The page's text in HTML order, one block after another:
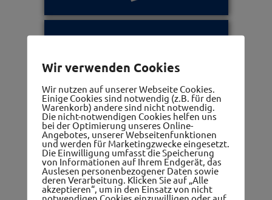
Frauennetzwerk
Wir verwenden Cookies
Wir nutzen auf unserer Webseite Cookies.
Einige Cookies sind notwendig (z.B. für den
Warenkorb) andere sind nicht notwendig.
Die nicht-notwendigen Cookies helfen uns
bei der Optimierung unseres Online-
Angebotes, unserer Webseitenfunktionen
und werden für Marketingzwecke eingesetzt.
Die Einwilligung umfasst die Speicherung
von Informationen auf Ihrem Endgerät, das
Auslesen personenbezogener Daten sowie
deren Verarbeitung. Klicken Sie auf „Alle
akzeptieren“, um in den Einsatz von nicht
notwendigen Cookies einzuwilligen oder auf